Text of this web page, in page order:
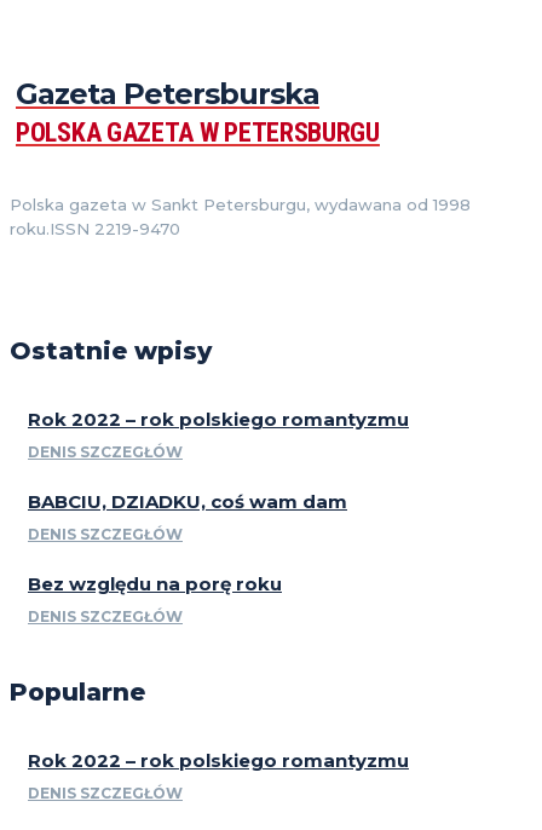
Gazeta Petersburska
POLSKA GAZETA W PETERSBURGU
Polska gazeta w Sankt Petersburgu, wydawana od 1998
roku.ISSN 2219-9470
Ostatnie wpisy
Rok 2022 – rok polskiego romantyzmu
DENIS SZCZEGŁÓW
BABCIU, DZIADKU, coś wam dam
DENIS SZCZEGŁÓW
Bez względu na porę roku
DENIS SZCZEGŁÓW
Popularne
Rok 2022 – rok polskiego romantyzmu
DENIS SZCZEGŁÓW